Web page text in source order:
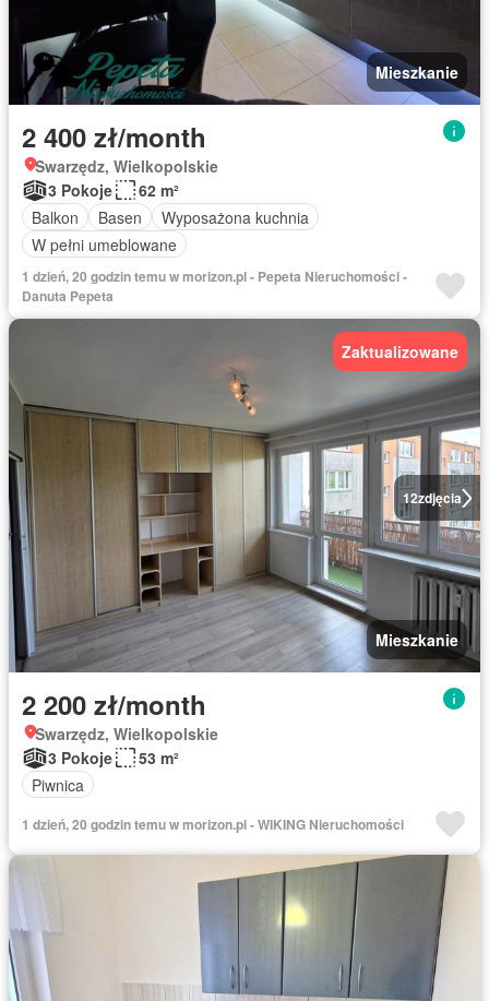
Mieszkanie
2 400 zł/month
Swarzędz, Wielkopolskie
3 Pokoje
62 m²
Balkon
Basen
Wyposażona kuchnia
W pełni umeblowane
1 dzień, 20 godzin temu w morizon.pl - Pepeta Nieruchomości -
Danuta Pepeta
12zdjęcia
Zaktualizowane
Mieszkanie
2 200 zł/month
Swarzędz, Wielkopolskie
3 Pokoje
53 m²
Piwnica
1 dzień, 20 godzin temu w morizon.pl - WIKING Nieruchomości